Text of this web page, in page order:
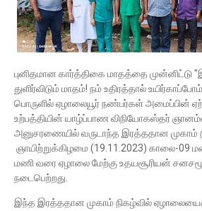
புனிதமான கார்த்திகை மாதத்தை முன்னிட்டு
துளிர்விடும் மாதம்! நம் உதிரத்தால்
பொருளில் ஏழாலையூர் நண்பர்கள் அமைப்பின்
உற்பத்தியின் யாழ்ப்பாண விநியோகஸ்தர் ஞானம்ஸ்
அனுசரணையில் வருடாந்த இரத்ததான முகாம்
ஞாயிற்றுக்கிழமை (19.11.2023) காலை-09
மணி வரை ஏழாலை மேற்கு உதயசூரியன்
நடைபெற்றது.
இந்த இரத்ததான முகாம் நிகழ்வில்